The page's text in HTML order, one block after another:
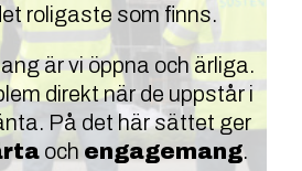
roligaste som finns.
är vi öppna och ärliga.
direkt när de uppstår i
På det här sättet ger
och engagemang.